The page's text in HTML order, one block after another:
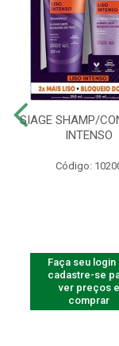
SIAGE SHAMP/
INTENSO
Código:
Faça seu login
cadastre-se
ver preços e
comprar